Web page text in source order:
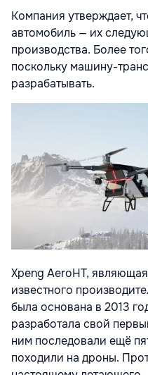
Компания утверждает,
автомобиль — их
производства. Более
поскольку машину-
разрабатывать.
Xpeng AeroHT,
известного
была основана в 2013
разработала свой
ним последовали ещё
походили на дроны.